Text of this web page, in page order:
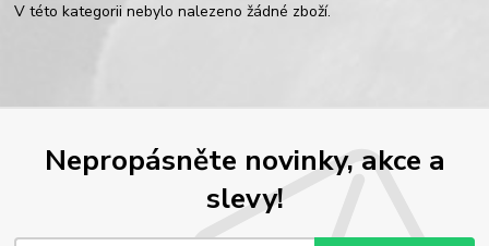
V této kategorii nebylo nalezeno žádné zboží.
Nepropásněte novinky, akce a
slevy!